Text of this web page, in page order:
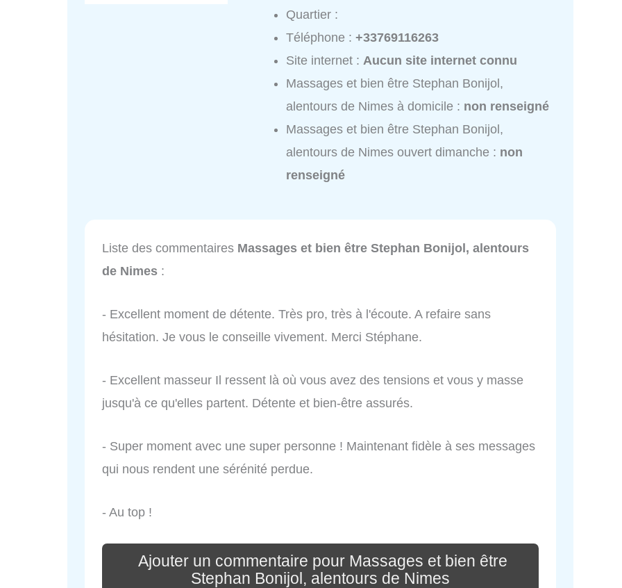
Quartier :
Téléphone :+33769116263
Site internet :Aucun site internet connu
Massages et bien être Stephan Bonijol,
alentours de Nimes à domicile : non renseigné
Massages et bien être Stephan Bonijol,
alentours de Nimes ouvert dimanche : non
renseigné
Liste des commentaires Massages et bien être Stephan Bonijol, alentours
de Nimes :
- Excellent moment de détente. Très pro, très à l'écoute. A refaire sans
hésitation. Je vous le conseille vivement. Merci Stéphane.
- Excellent masseur Il ressent là où vous avez des tensions et vous y masse
jusqu'à ce qu'elles partent. Détente et bien-être assurés.
- Super moment avec une super personne ! Maintenant fidèle à ses messages
qui nous rendent une sérénité perdue.
- Au top !
Ajouter un commentaire pour Massages et bien être
Stephan Bonijol, alentours de Nimes